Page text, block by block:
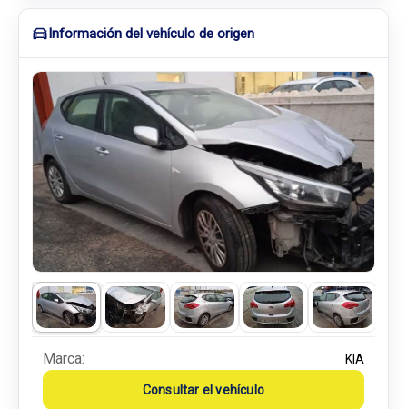
Información del vehículo de origen
Marca: KIA
Consultar el vehículo